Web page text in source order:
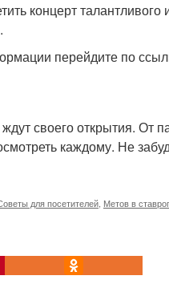
концерт
перейдите по
своего открытия. От
каждому. Не
для посетителей Метов в